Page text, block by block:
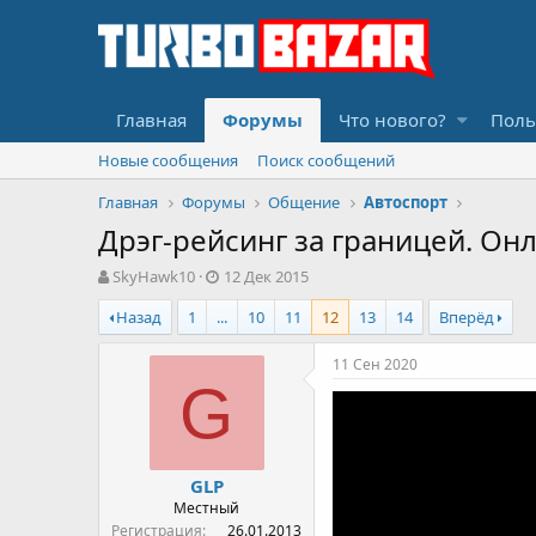
Главная Форумы Что нового?
Новые сообщения
Поиск сообщений
Главная
Форумы Общение Автоспорт
Дрэг-рейсинг за границей.
А
в
т
о
SkyHawk10
Д
а
т
а
н
ч
а
а
12 Дек 2015
Назад
1 ... 10 11 12 13 14 Вперёд
G
GLP
Местный
Регистрация
26.01.2013
11 Сен 2020